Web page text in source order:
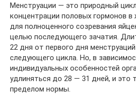
Менструации — это природный
концентрации половых гормонов в
для полноценного созревания
целью последующего зачатия.
22 дня от первого дня
следующего цикла. Но, в
индивидуальных особенностей
удлиняться до 28 — 31 дней, и это
пределом нормы.